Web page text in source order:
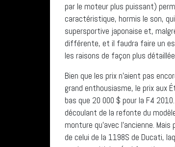
par le moteur plus puissant)
caractéristique, hormis le son,
supersportive japonaise et,
différente, et il faudra faire un
les raisons de façon plus
Bien que les prix n’aient pas
grand enthousiasme, le prix aux
bas que 20 000 $ pour la F4
découlant de la refonte du
monture qu’avec l’ancienne.
de celui de la 1198S de Ducati,